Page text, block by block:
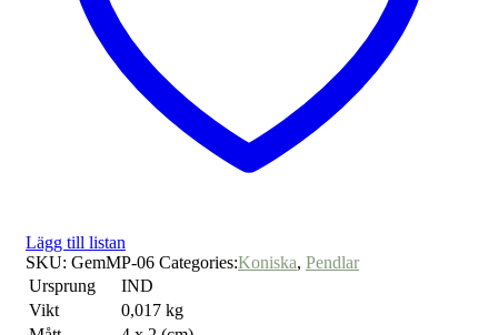
Lägg till listan
SKU: GemMP-06 Categories:Koniska, Pendlar
Ursprung
IND
Vikt
0,017 kg